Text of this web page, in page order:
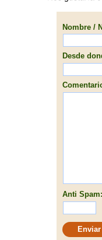
Nombre /
Desde
Anti